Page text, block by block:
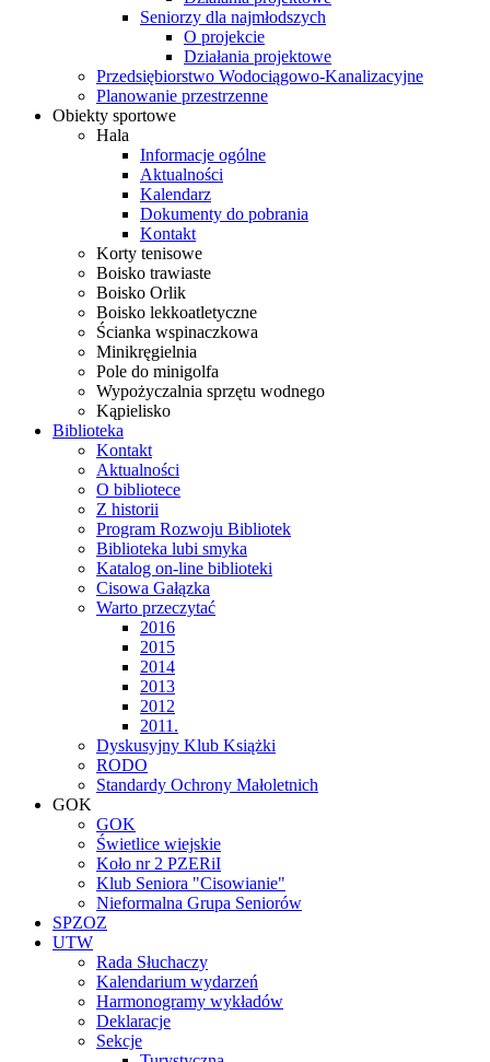
Seniorzy dla najmłodszych
O projekcie
Działania projektowe
Przedsiębiorstwo Wodociągowo-Kanalizacyjne
Planowanie przestrzenne
Obiekty sportowe
Hala
Informacje ogólne
Aktualności
Kalendarz
Dokumenty do pobrania
Kontakt
Korty tenisowe
Boisko trawiaste
Boisko Orlik
Boisko lekkoatletyczne
Ścianka wspinaczkowa
Minikręgielnia
Pole do minigolfa
Wypożyczalnia sprzętu wodnego
Kąpielisko
Biblioteka
Kontakt
Aktualności
O bibliotece
Z historii
Program Rozwoju Bibliotek
Biblioteka lubi smyka
Katalog on-line biblioteki
Cisowa Gałązka
Warto przeczytać
2016
2015
2014
2013
2012
2011.
Dyskusyjny Klub Książki
RODO
Standardy Ochrony Małoletnich
GOK
GOK
Świetlice wiejskie
Koło nr 2 PZERiI
Klub Seniora "Cisowianie"
Nieformalna Grupa Seniorów
SPZOZ
UTW
Rada Słuchaczy
Kalendarium wydarzeń
Harmonogramy wykładów
Deklaracje
Sekcje